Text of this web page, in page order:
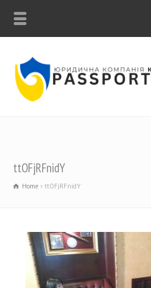
ttOFjRFnidY
Home ttOFjRFnidY